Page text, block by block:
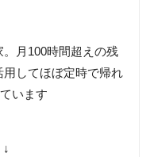
月100時間超えの残
してほぼ定時で帰れ
います